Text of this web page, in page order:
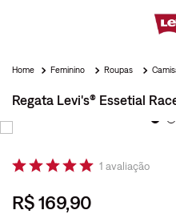
Feminino Roupas
Regata Levi's® Essetial
1 avaliação
R$169,90